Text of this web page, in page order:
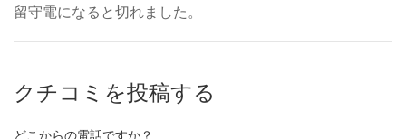
留守電になると切れました。
クチコミを投稿する
どこからの電話ですか？